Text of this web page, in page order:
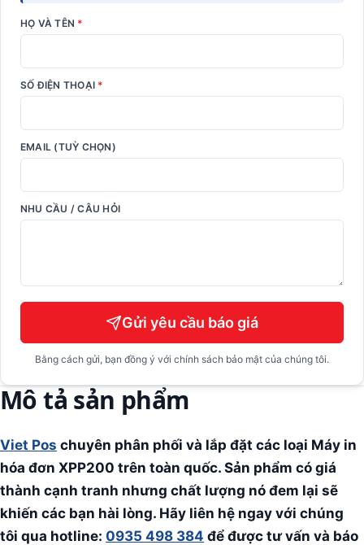
HỌ VÀ TÊN *
SỐ ĐIỆN THOẠI *
EMAIL (TUỲ CHỌN)
NHU CẦU / CÂU HỎI
Gửi yêu cầu báo giá
Bằng cách gửi, bạn đồng ý với chính sách bảo mật của chúng tôi.
Mô tả sản phẩm
Viet Pos chuyên phân phối và lắp đặt các loại Máy in
hóa đơn XPP200 trên toàn quốc. Sản phẩm có giá
thành cạnh tranh nhưng chất lượng nó đem lại sẽ
khiến các bạn hài lòng. Hãy liên hệ ngay với chúng
tôi qua hotline: 0935 498 384 để được tư vấn và báo